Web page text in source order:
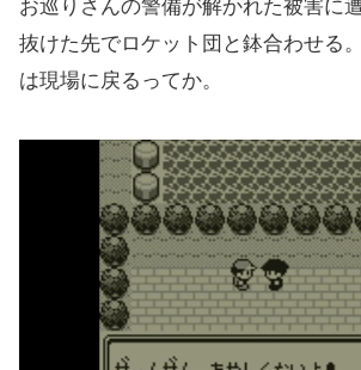
お巡りさんの警備が解かれた被害に
抜けた先でロケット団と鉢合わせる
は現場に戻るってか。